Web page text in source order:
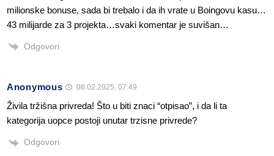
milionske bonuse, sada bi trebalo i da ih vrate u Boingovu kasu…
43 milijarde za 3 projekta…svaki komentar je suvišan…
Odgovori
Anonymous 08.02.2025. 07:49
Živila tržišna privreda! Što u biti znaci “otpisao”, i da li ta
kategorija uopce postoji unutar trzisne privrede?
Odgovori